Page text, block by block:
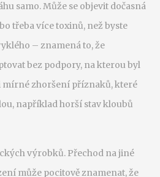
samo. Může se objevit dočasná
třeba více toxinů, než byste
– znamená to, že
bez podpory, na kterou byl
mírné zhoršení příznaků, které
například horší stav kloubů
výrobků. Přechod na jiné
může pocitově znamenat, že